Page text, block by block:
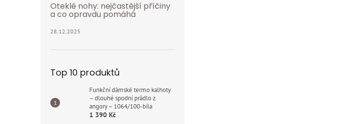
Oteklé nohy: nejčastější příčiny
a co opravdu pomáhá
28.12.2025
Top 10 produktů
Funkční dámské termo kalhoty
– dlouhé spodní prádlo z
angory – 1064/100-bíla
1 390 Kč